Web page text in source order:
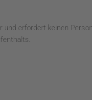
erfordert keinen